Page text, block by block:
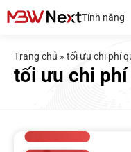
Tính năng
Trang chủ » tối ưu chi phí
tối ưu chi